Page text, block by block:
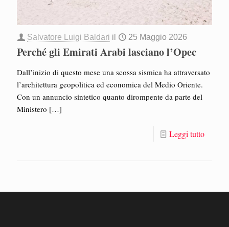
Salvatore Luigi Baldari il 25 Maggio 2026
Perché gli Emirati Arabi lasciano l’Opec
Dall’inizio di questo mese una scossa sismica ha attraversato
l’architettura geopolitica ed economica del Medio Oriente.
Con un annuncio sintetico quanto dirompente da parte del
Ministero […]
Leggi tutto